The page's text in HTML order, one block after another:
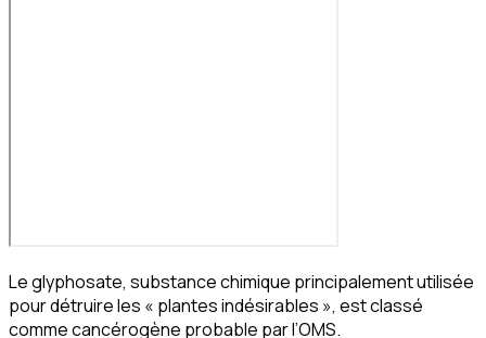
Le glyphosate, substance chimique principalement utilisée
pour détruire les « plantes indésirables », est classé
comme cancérogène probable par l’OMS.